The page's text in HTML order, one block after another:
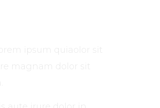
ipsum quiaolor sit
magnam dolor sit